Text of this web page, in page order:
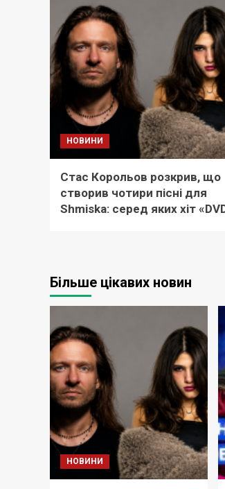
НОВИНИ
Стас Корольов розкрив, що
створив чотири пісні для
Shmiska: серед яких хіт
Більше цікавих новин
НОВИНИ